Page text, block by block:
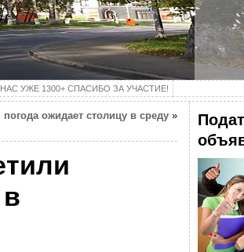
НАС УЖЕ 1300+ СПАСИБО ЗА УЧАСТИЕ!
ожидает столицу в среду»